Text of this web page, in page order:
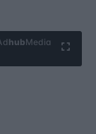
hubMedia